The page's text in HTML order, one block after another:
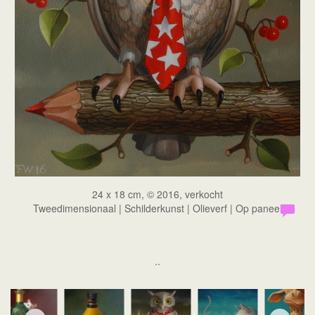
24 x 18 cm, © 2016, verkocht
Tweedimensionaal | Schilderkunst | Olieverf | Op paneel
..